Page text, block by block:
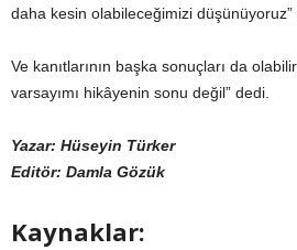
daha kesin olabileceğimizi düşünüyoruz”
Ve kanıtlarının başka sonuçları da
varsayımı hikâyenin sonu değil” dedi.
Yazar: Hüseyin Türker
Editör: Damla Gözük
Kaynaklar: